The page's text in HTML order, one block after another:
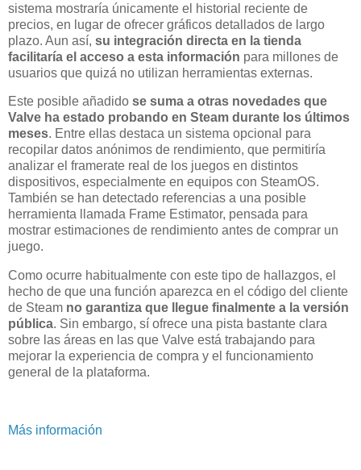
sistema mostraría únicamente el historial reciente de
precios, en lugar de ofrecer gráficos detallados de largo
plazo. Aun así, su integración directa en la tienda
facilitaría el acceso a esta información para millones de
usuarios que quizá no utilizan herramientas externas.
Este posible añadido se suma a otras novedades que
Valve ha estado probando en Steam durante los últimos
meses. Entre ellas destaca un sistema opcional para
recopilar datos anónimos de rendimiento, que permitiría
analizar el framerate real de los juegos en distintos
dispositivos, especialmente en equipos con SteamOS.
También se han detectado referencias a una posible
herramienta llamada Frame Estimator, pensada para
mostrar estimaciones de rendimiento antes de comprar un
juego.
Como ocurre habitualmente con este tipo de hallazgos, el
hecho de que una función aparezca en el código del cliente
de Steam no garantiza que llegue finalmente a la versión
pública. Sin embargo, sí ofrece una pista bastante clara
sobre las áreas en las que Valve está trabajando para
mejorar la experiencia de compra y el funcionamiento
general de la plataforma.
Más información